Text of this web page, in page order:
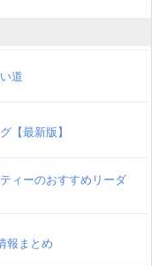
道
【最新版】
ィーのおすすめリーダ
報まとめ